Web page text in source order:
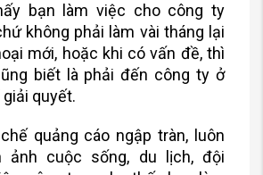
bạn làm việc cho công ty
không phải làm vài tháng lại
mới, hoặc khi có vấn đề, thì
biết là phải đến công ty ở
quyết.
quảng cáo ngập tràn, luôn
ảnh cuộc sống, du lịch, đội